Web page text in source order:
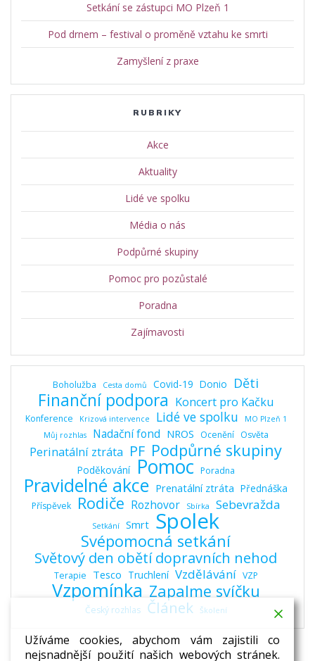
Setkání se zástupci MO Plzeň 1
Pod drnem – festival o proměně vztahu ke smrti
Zamyšlení z praxe
RUBRIKY
Akce
Aktuality
Lidé ve spolku
Média o nás
Podpůrné skupiny
Pomoc pro pozůstalé
Poradna
Zajímavosti
Boholužba Cesta domů Covid-19 Donio Děti
Finanční podpora Koncert pro Kačku
Konference Krizová intervence Lidé ve spolku
MO Plzeň 1
Můj rozhlas
Nadační fond NROS Ocenění Osvěta
Perinatální ztráta PF Podpůrné skupiny
Poděkování Pomoc Poradna
Pravidelné akce Prenatální ztráta Přednáška
Příspěvek Rodiče Rozhovor Sbírka Sebevražda
Setkání Smrt Spolek
Svépomocná setkání
Světový den obětí dopravních nehod
Terapie Tesco Truchlení Vzdělávání VZP
Vzpomínka Zapalme svíčku
Český rozhlas Článek Školení
Užíváme cookies, abychom vám zajistili co
nejsnadnější použití našich webových stránek.